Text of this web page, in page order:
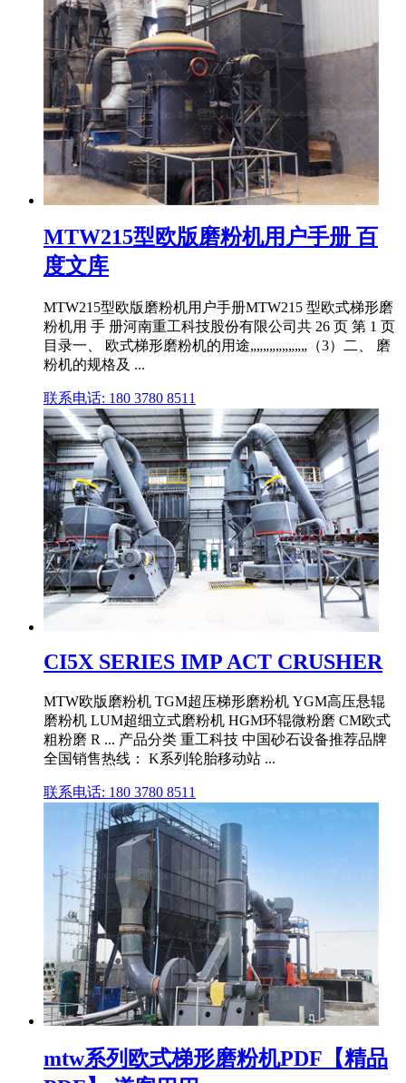
MTW215型欧版磨粉机用户手册 百
度文库
MTW215型欧版磨粉机用户手册MTW215 型欧式梯形磨
粉机用 手 册河南重工科技股份有限公司共 26 页 第 1 页
目录一、 欧式梯形磨粉机的用途„„„„„„„„„（3）二、 磨
粉机的规格及 ...
联系电话: 180 3780 8511
CI5X SERIES IMP ACT CRUSHER
MTW欧版磨粉机 TGM超压梯形磨粉机 YGM高压悬辊
磨粉机 LUM超细立式磨粉机 HGM环辊微粉磨 CM欧式
粗粉磨 R ... 产品分类 重工科技 中国砂石设备推荐品牌
全国销售热线： K系列轮胎移动站 ...
联系电话: 180 3780 8511
mtw系列欧式梯形磨粉机PDF【精品